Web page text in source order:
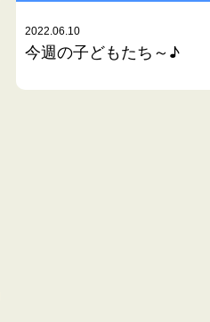
2022.06.10
今週の子どもたち～♪